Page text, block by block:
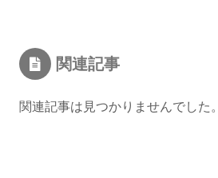
関連記事
関連記事は見つかりませんでした。